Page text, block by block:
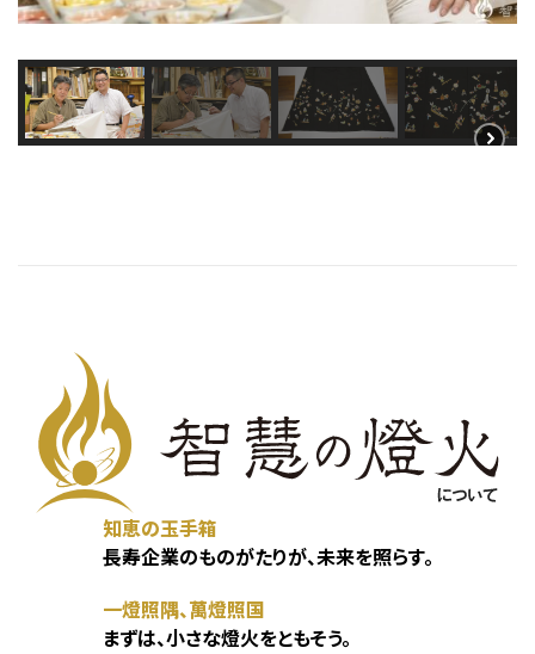
知恵の玉手箱
長寿企業のものがたりが、未来を照らす。
一燈照隅、萬燈照国
まずは、小さな燈火をともそう。